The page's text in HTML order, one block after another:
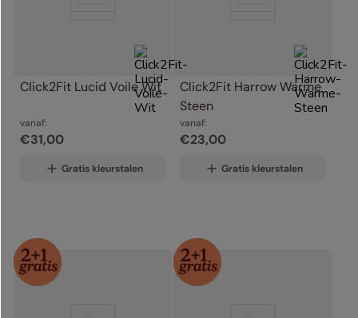
Click2Fit Lucid Voile Wit
vanaf:
€31,00
Gratis kleurstalen
Click2Fit Harrow Warme
Steen
vanaf:
€23,00
Gratis kleurstalen